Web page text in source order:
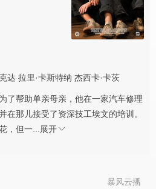
达 拉里·卡斯特纳 杰西卡·卡茨
了帮助单亲母亲，他在一家汽车修理
在那儿接受了资深技工埃文的培训。
，但一...
展开
暴风云播